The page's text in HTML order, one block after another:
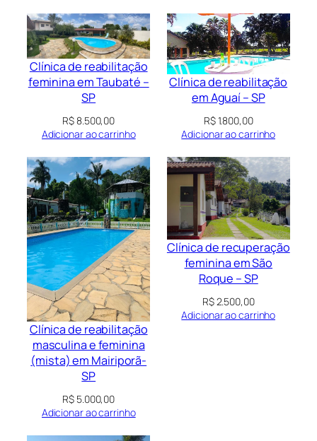
Clínica de reabilitação
feminina em Taubaté –
SP
R$8.500,00
Adicionar ao carrinho
Clínica de reabilitação
em Aguaí – SP
R$1.800,00
Adicionar ao carrinho
Clínica de reabilitação
masculina e feminina
(mista) em Mairiporã-
SP
R$ 5.000,00
Adicionar ao carrinho
Clínica de recuperação
feminina em São
Roque – SP
R$2.500,00
Adicionar ao carrinho